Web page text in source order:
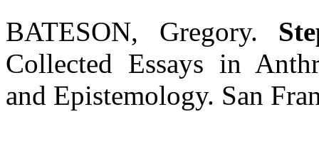
BATESON, Gregory.
Collected Essays in
and Epistemology. San